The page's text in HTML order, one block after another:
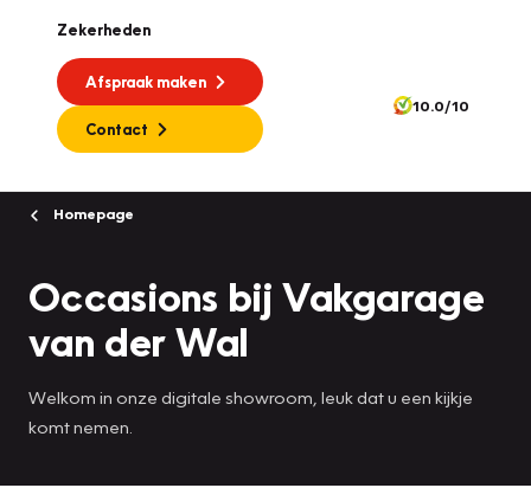
Zekerheden
Afspraak maken
Contact
10.0/10
Homepage
Occasions bij Vakgarage
van der Wal
Welkom in onze digitale showroom, leuk dat u een kijkje
komt nemen.